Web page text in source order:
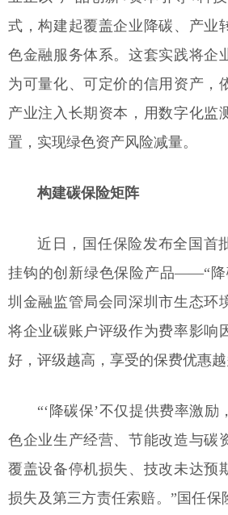
式，构建起覆盖企业降碳、产业
色金融服务体系。这套实践将企
为可量化、可定价的信用资产，
产业注入长期资本，用数字化监
置，实现绿色资产风险减量。
构建碳保险矩阵
近日，国任保险发布全国首
挂钩的创新绿色保险产品——“降
圳金融监管局会同深圳市生态环
将企业碳账户评级作为费率影响
好，评级越高，享受的保费优惠越
“‘降碳保’不仅提供费率激
色企业生产经营、节能改造与碳
覆盖设备停机损失、技改未达预
损失及第三方责任索赔。”国任保